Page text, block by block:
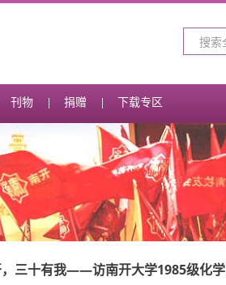
刊物 捐赠 下载专区
，三十有我——访南开大学1985级化